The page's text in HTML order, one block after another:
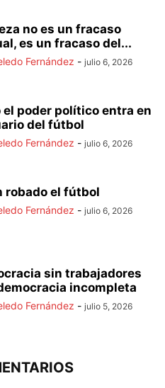
no es un fracaso
es un fracaso del...
Fernández - julio 6, 2026
el poder político entra en
del fútbol
Fernández - julio 6, 2026
robado el fútbol
Fernández - julio 6, 2026
sin trabajadores
incompleta
Fernández - julio 5, 2026